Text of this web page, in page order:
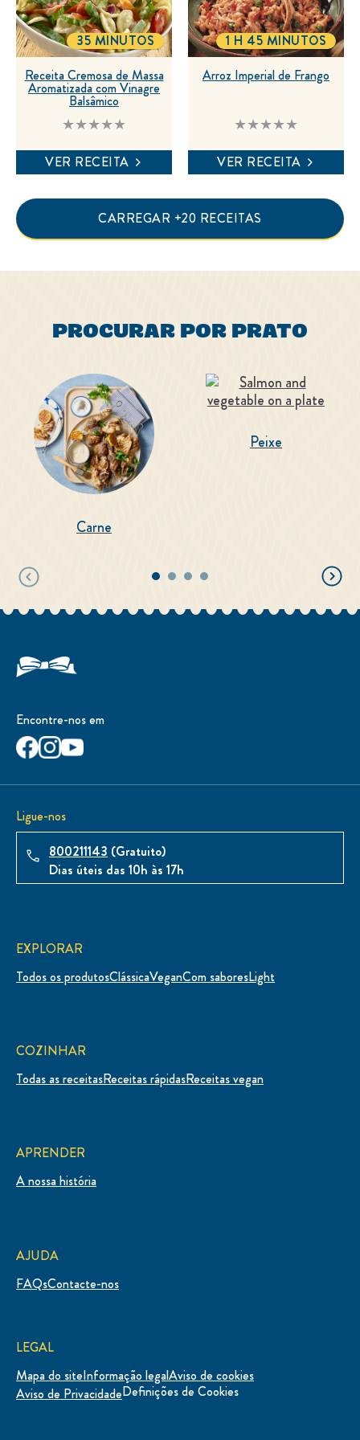
Nenhuma
para
este
Receita Cremosa de Massa
Aromatizada com Vinagre
Balsâmico
TOTALTIME
35 MINUTOS
VER RECEITA
Nenhuma
para
este
Arroz Imperial de Frango
TOTALTIME
1 H 45 MINUTOS
VER RECEITA
CARREGAR +20 RECEITAS
PROCURAR POR PRATO
Carne
Peixe
Encontre-nos em
Ligue-nos
800211143 (Gratuito)
Dias úteis das 10h às 17h
EXPLORAR
Todos os produtosClássicaVeganCom saboresLight
COZINHAR
Todas as receitasReceitas rápidasReceitas vegan
APRENDER
A nossa história
AJUDA
FAQsContacte-nos
LEGAL
Mapa do siteInformação legalAviso de cookies
Aviso de PrivacidadeDefinições de Cookies